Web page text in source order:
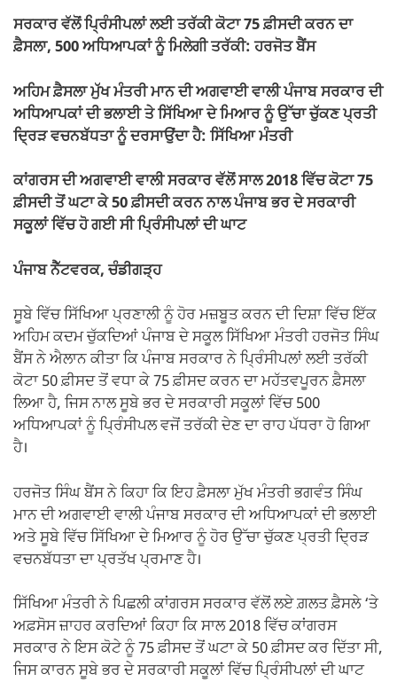
e
b
o
o
k
s
A
p
p
gr
a
m
y
Li
n
k
e
ਸਰਕਾਰ ਵੱਲੋਂ ਪ੍ਰਿੰਸੀਪਲਾਂ ਲਈ ਤਰੱਕੀ ਕੋਟਾ 75 ਫ਼ੀਸਦੀ ਕਰਨ ਦਾ
ਫ਼ੈਸਲਾ, 500 ਅਧਿਆਪਕਾਂ ਨੂੰ ਮਿਲੇਗੀ ਤਰੱਕੀ: ਹਰਜੋਤ ਬੈਂਸ
ਅਹਿਮ ਫ਼ੈਸਲਾ ਮੁੱਖ ਮੰਤਰੀ ਮਾਨ ਦੀ ਅਗਵਾਈ ਵਾਲੀ ਪੰਜਾਬ ਸਰਕਾਰ ਦੀ
ਅਧਿਆਪਕਾਂ ਦੀ ਭਲਾਈ ਤੇ ਸਿੱਖਿਆ ਦੇ ਮਿਆਰ ਨੂੰ ਉੱਚਾ ਚੁੱਕਣ ਪ੍ਰਤੀ
ਦ੍ਰਿੜ ਵਚਨਬੱਧਤਾ ਨੂੰ ਦਰਸਾਉਂਦਾ ਹੈ: ਸਿੱਖਿਆ ਮੰਤਰੀ
ਕਾਂਗਰਸ ਦੀ ਅਗਵਾਈ ਵਾਲੀ ਸਰਕਾਰ ਵੱਲੋਂ ਸਾਲ 2018 ਵਿੱਚ ਕੋਟਾ 75
ਫ਼ੀਸਦੀ ਤੋਂ ਘਟਾ ਕੇ 50 ਫ਼ੀਸਦੀ ਕਰਨ ਨਾਲ ਪੰਜਾਬ ਭਰ ਦੇ ਸਰਕਾਰੀ
ਸਕੂਲਾਂ ਵਿੱਚ ਹੋ ਗਈ ਸੀ ਪ੍ਰਿੰਸੀਪਲਾਂ ਦੀ ਘਾਟ
ਪੰਜਾਬ ਨੈੱਟਵਰਕ, ਚੰਡੀਗੜ੍ਹ
ਸੂਬੇ ਵਿੱਚ ਸਿੱਖਿਆ ਪ੍ਰਣਾਲੀ ਨੂੰ ਹੋਰ ਮਜ਼ਬੂਤ ਕਰਨ ਦੀ ਦਿਸ਼ਾ ਵਿੱਚ ਇੱਕ
ਅਹਿਮ ਕਦਮ ਚੁੱਕਦਿਆਂ ਪੰਜਾਬ ਦੇ ਸਕੂਲ ਸਿੱਖਿਆ ਮੰਤਰੀ ਹਰਜੋਤ ਸਿੰਘ
ਬੈਂਸ ਨੇ ਐਲਾਨ ਕੀਤਾ ਕਿ ਪੰਜਾਬ ਸਰਕਾਰ ਨੇ ਪ੍ਰਿੰਸੀਪਲਾਂ ਲਈ ਤਰੱਕੀ
ਕੋਟਾ 50 ਫ਼ੀਸਦ ਤੋਂ ਵਧਾ ਕੇ 75 ਫ਼ੀਸਦ ਕਰਨ ਦਾ ਮਹੱਤਵਪੂਰਨ ਫ਼ੈਸਲਾ
ਲਿਆ ਹੈ, ਜਿਸ ਨਾਲ ਸੂਬੇ ਭਰ ਦੇ ਸਰਕਾਰੀ ਸਕੂਲਾਂ ਵਿੱਚ 500
ਅਧਿਆਪਕਾਂ ਨੂੰ ਪ੍ਰਿੰਸੀਪਲ ਵਜੋਂ ਤਰੱਕੀ ਦੇਣ ਦਾ ਰਾਹ ਪੱਧਰਾ ਹੋ ਗਿਆ
ਹੈ।
ਹਰਜੋਤ ਸਿੰਘ ਬੈਂਸ ਨੇ ਕਿਹਾ ਕਿ ਇਹ ਫ਼ੈਸਲਾ ਮੁੱਖ ਮੰਤਰੀ ਭਗਵੰਤ ਸਿੰਘ
ਮਾਨ ਦੀ ਅਗਵਾਈ ਵਾਲੀ ਪੰਜਾਬ ਸਰਕਾਰ ਦੀ ਅਧਿਆਪਕਾਂ ਦੀ ਭਲਾਈ
ਅਤੇ ਸੂਬੇ ਵਿੱਚ ਸਿੱਖਿਆ ਦੇ ਮਿਆਰ ਨੂੰ ਹੋਰ ਉੱਚਾ ਚੁੱਕਣ ਪ੍ਰਤੀ ਦ੍ਰਿੜ
ਵਚਨਬੱਧਤਾ ਦਾ ਪ੍ਰਤੱਖ ਪ੍ਰਮਾਣ ਹੈ।
ਸਿੱਖਿਆ ਮੰਤਰੀ ਨੇ ਪਿਛਲੀ ਕਾਂਗਰਸ ਸਰਕਾਰ ਵੱਲੋਂ ਲਏ ਗ਼ਲਤ ਫ਼ੈਸਲੇ ‘ਤੇ
ਅਫ਼ਸੋਸ ਜ਼ਾਹਰ ਕਰਦਿਆਂ ਕਿਹਾ ਕਿ ਸਾਲ 2018 ਵਿੱਚ ਕਾਂਗਰਸ
ਸਰਕਾਰ ਨੇ ਇਸ ਕੋਟੇ ਨੂੰ 75 ਫ਼ੀਸਦ ਤੋਂ ਘਟਾ ਕੇ 50 ਫ਼ੀਸਦ ਕਰ ਦਿੱਤਾ ਸੀ,
ਜਿਸ ਕਾਰਨ ਸੂਬੇ ਭਰ ਦੇ ਸਰਕਾਰੀ ਸਕੂਲਾਂ ਵਿੱਚ ਪ੍ਰਿੰਸੀਪਲਾਂ ਦੀ ਘਾਟ